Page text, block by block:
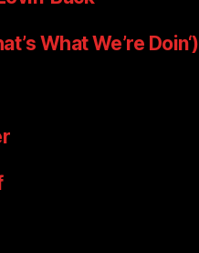
What We’re Doin‘)